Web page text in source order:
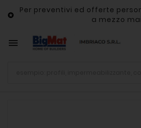

Per preventivi ed offerte
a mezzo
